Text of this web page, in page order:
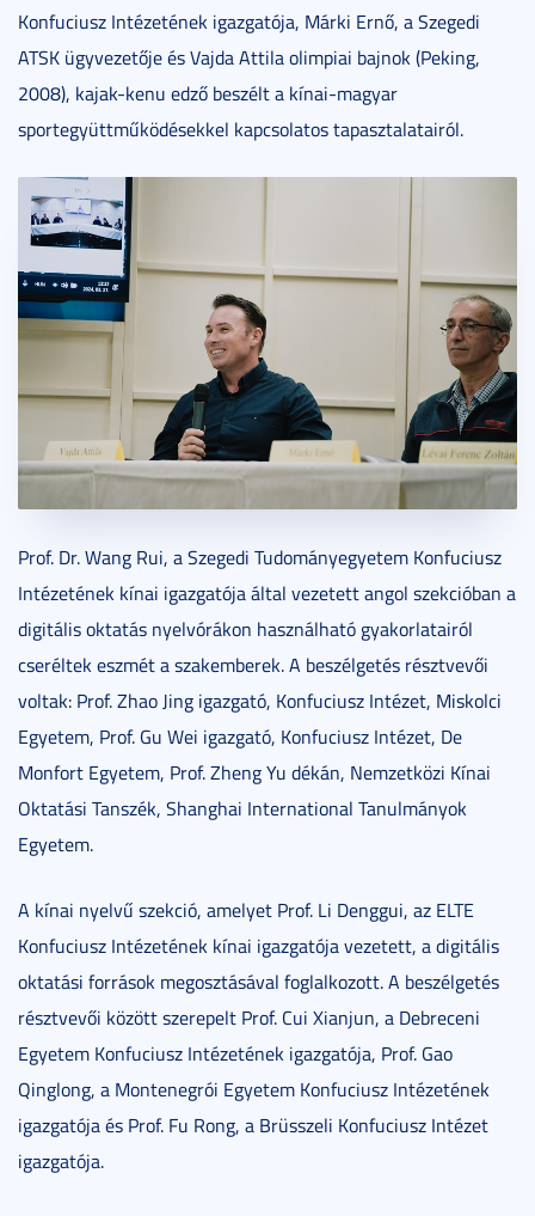
Konfuciusz Intézetének igazgatója, Márki Ernő, a Szegedi
ATSK ügyvezetője és Vajda Attila olimpiai bajnok (Peking,
2008), kajak-kenu edző beszélt a kínai-magyar
sportegyüttműködésekkel kapcsolatos tapasztalatairól.
Prof. Dr. Wang Rui, a Szegedi Tudományegyetem Konfuciusz
Intézetének kínai igazgatója által vezetett angol szekcióban a
digitális oktatás nyelvórákon használható gyakorlatairól
cseréltek eszmét a szakemberek. A beszélgetés résztvevői
voltak: Prof. Zhao Jing igazgató, Konfuciusz Intézet, Miskolci
Egyetem, Prof. Gu Wei igazgató, Konfuciusz Intézet, De
Monfort Egyetem, Prof. Zheng Yu dékán, Nemzetközi Kínai
Oktatási Tanszék, Shanghai International Tanulmányok
Egyetem.
A kínai nyelvű szekció, amelyet Prof. Li Denggui, az ELTE
Konfuciusz Intézetének kínai igazgatója vezetett, a digitális
oktatási források megosztásával foglalkozott. A beszélgetés
résztvevői között szerepelt Prof. Cui Xianjun, a Debreceni
Egyetem Konfuciusz Intézetének igazgatója, Prof. Gao
Qinglong, a Montenegrói Egyetem Konfuciusz Intézetének
igazgatója és Prof. Fu Rong, a Brüsszeli Konfuciusz Intézet
igazgatója.